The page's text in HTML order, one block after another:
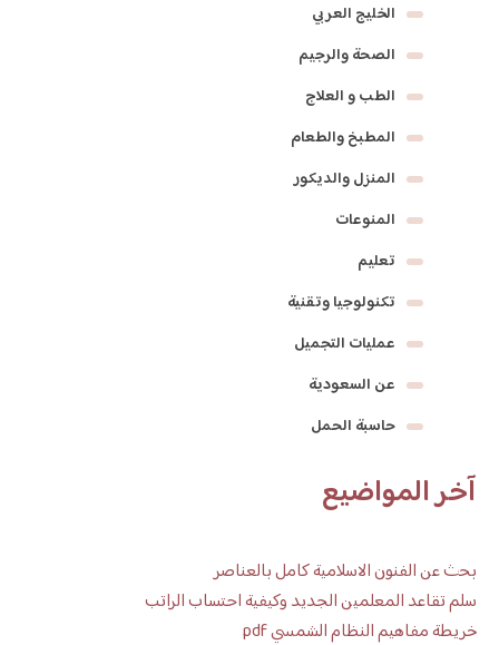
الخليج العربي
الصحة والرجيم
الطب و العلاج
المطبخ والطعام
المنزل والديكور
المنوعات
تعليم
تكنولوجيا وتقنية
عمليات التجميل
عن السعودية
حاسبة الحمل
آخر المواضيع
بحث عن الفنون الاسلامية كامل بالعناصر
سلم تقاعد المعلمين الجديد وكيفية احتساب الراتب
خريطة مفاهيم النظام الشمسي pdf